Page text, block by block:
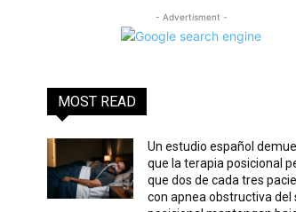
- Advertisment -
MOST READ
Un estudio español
que la terapia posicional
que dos de cada tres
con apnea obstructiva del